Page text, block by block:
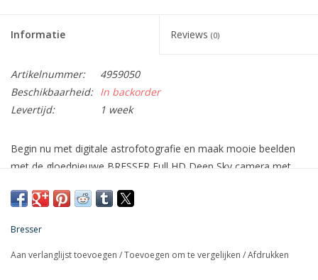
Informatie Reviews (0)
Artikelnummer:
4959050
Beschikbaarheid: In backorder
Levertijd:
1 week
Begin nu met digitale astrofotografie en maak mooie beelden
met de gloednieuwe BRESSER Full HD Deep Sky camera met
Dat is absoluut nieuw: Geweldige camera voor meerdere
zoals sterrenstelsels, nevels en clusters. Dedicated Astro
Bresser
Aan verlanglijst toevoegen /Toevoegen om te vergelijken /Afdrukken